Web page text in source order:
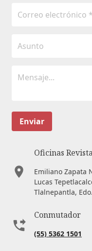
Enviar
Oficinas
Emiliano Zapata
Lucas
Tlalnepantla,
Conmutador
(55) 5362 1501